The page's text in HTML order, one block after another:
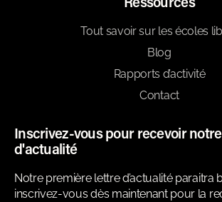
Tout savoir sur les écoles
Blog
Rapports d’activité
Contact
Inscrivez-vous pour recevoir
d'actualité
Notre première lettre d’actualité paraitra
inscrivez-vous dès maintenant pour la